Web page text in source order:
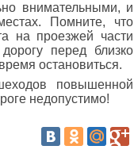
внимательными, и
Помните, что
на проезжей части
перед близко
остановиться.
повышенной
недопустимо!